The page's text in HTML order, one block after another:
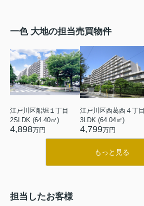
一色 大地の担当売買物件
江戸川区船堀１丁目
2SLDK (64.40㎡)
4,898万円
江戸川区西葛西４丁目
3LDK (64.04㎡)
4,799万円
もっと見る
担当したお客様